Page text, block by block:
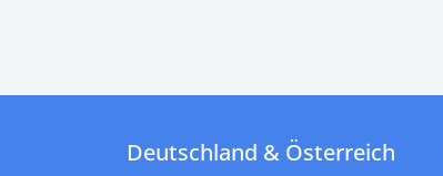
Deutschland & Österreich